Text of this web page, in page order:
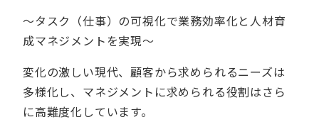
～タスク（仕事）の可視化で業務効率化と人材育
成マネジメントを実現～
変化の激しい現代、顧客から求められるニーズは
多様化し、マネジメントに求められる役割はさら
に高難度化しています。